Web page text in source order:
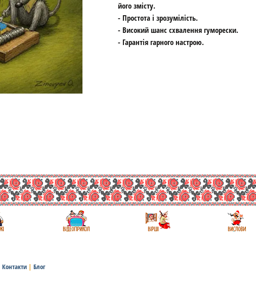
його змісту.
- Простота і зрозумілість.
- Високий шанс схвалення гуморески.
- Гарантія гарного настрою.
Контакти | Блог